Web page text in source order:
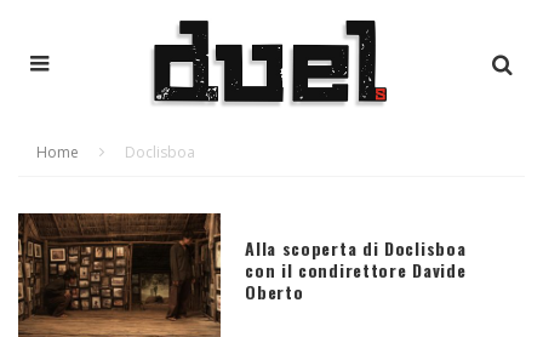
Home Doclisboa
Alla scoperta di Doclisboa
con il condirettore Davide
Oberto